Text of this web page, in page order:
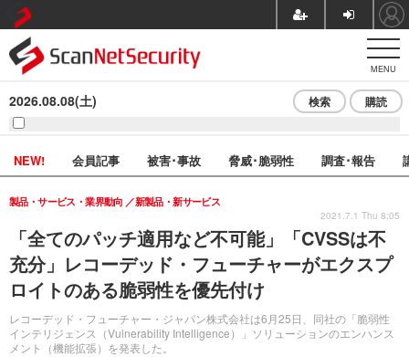
MENU
2026.08.08(土) 検索 購読
NEW! 会員記事 被害･事故 脅威･脆弱性 調査･報告
「全てのパッチ適用など不可能」「CVSSは不
充分」レコーデッド・フューチャーがエクスプ
ロイトのある脆弱性を優先付け
レコーデッド・フューチャー・ジャパン株式会社は6月25日、同社の「脆弱性
インテリジェンス（Vulnerability Intelligence）」ソリューションのエンハンス
メント（機能拡張）を発表した。
製品・サービス・業界動向 新製品・新サービス
2021.7.1 Thu 8:05